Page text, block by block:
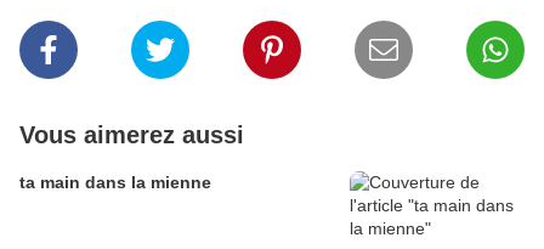
Vous aimerez aussi
ta main dans la mienne